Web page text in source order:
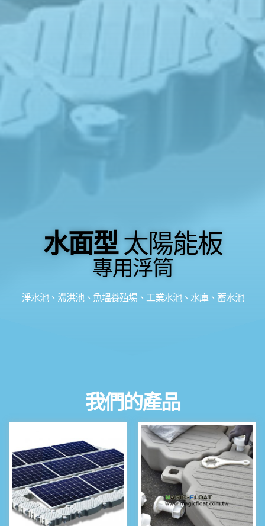
水面型太陽能板
專用浮筒
淨水池、滯洪池、魚塭養殖場、工業水池、水庫、蓄水池
我們的產品